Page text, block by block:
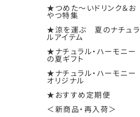
★つめた～いドリンク＆お
やつ特集
★涼を運ぶ 夏のナチュラ
ルアイテム
★ナチュラル・ハーモニー
の夏ギフト
★ナチュラル・ハーモニー
オリジナル
★おすすめ定期便
＜新商品・再入荷＞